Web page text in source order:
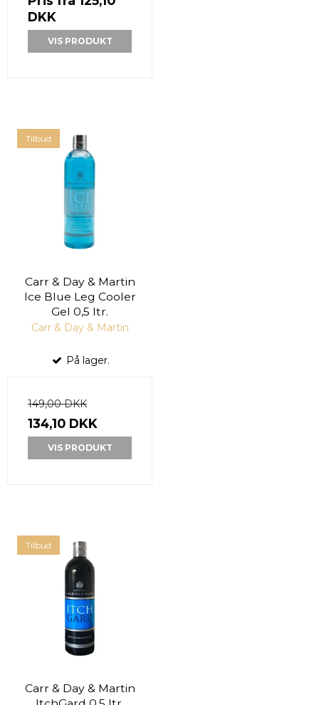
DKK
VIS PRODUKT
Tilbud
Carr & Day & Martin
Ice Blue Leg Cooler
Gel 0,5 ltr.
Carr & Day & Martin
På lager.
149,00 DKK
134,10 DKK
VIS PRODUKT
Tilbud
Carr & Day & Martin